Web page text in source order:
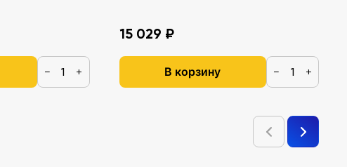
− +
15 029 ₽
В корзину − +